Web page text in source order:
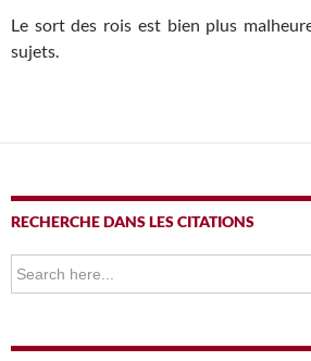
Le sort des rois est bien plus
sujets.
RECHERCHE DANS LES CITATIONS
Search
for: